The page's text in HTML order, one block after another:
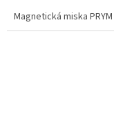
Magnetická miska PRYM